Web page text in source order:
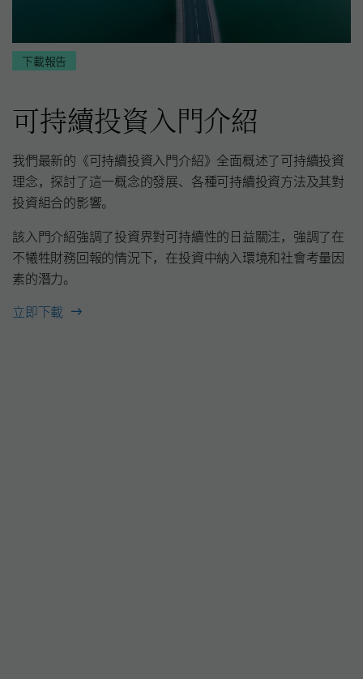
下載報告
可持續投資入門介紹
我們最新的《可持續投資入門介紹》全面概述了可持續投資
理念，探討了這一概念的發展、各種可持續投資方法及其對
投資組合的影響。
該入門介紹強調了投資界對可持續性的日益關注，強調了在
不犧牲財務回報的情況下，在投資中納入環境和社會考量因
素的潛力。
立即下載